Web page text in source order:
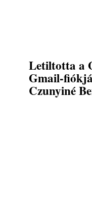
Letiltotta a
Gmail-
Czunyiné